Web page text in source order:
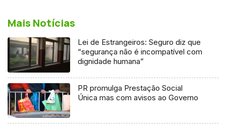
Mais Notícias
Lei de Estrangeiros: Seguro diz que
“segurança não é incompatível com
dignidade humana”
PR promulga Prestação Social
Única mas com avisos ao Governo